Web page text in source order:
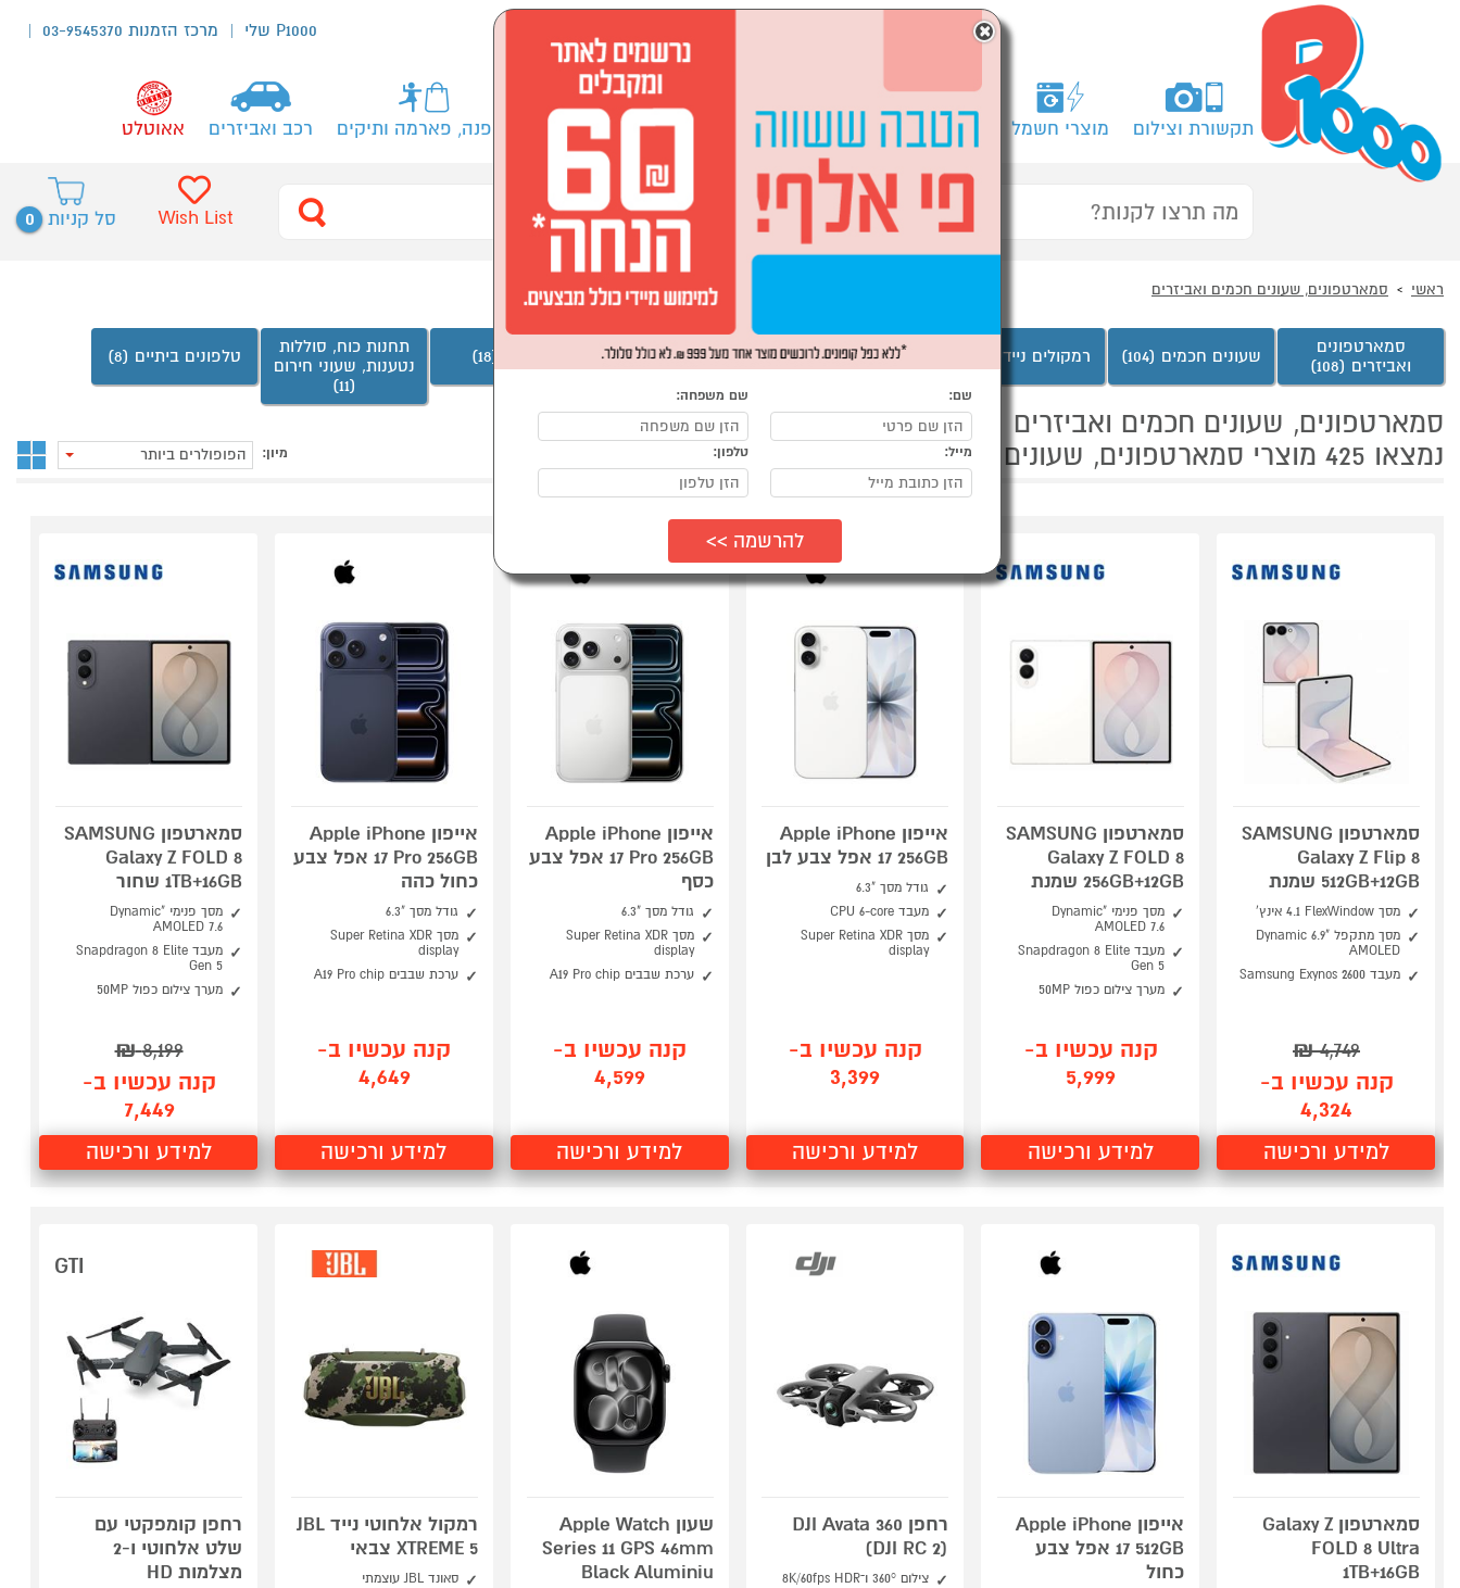
P1000 שלי מרכז הזמנות 03-9545370
תקשורת וצילום מוצרי חשמל מחשבים וציוד היקפי לבית ולגן ספורט, מחנאות וילדים אופנה, פארמה ותיקים רכב ואביזרים אאוטלט
סל קניות 0 Wish List
ראשי סמארטפונים, שעונים חכמים ואביזרים
סמארטפונים
ואביזרים (108)
שעונים חכמים (104) רמקולים ניידים (39) אוזניות (52) צילום (85) רחפנים (18)
תחנות כוח, סוללות
נטענות, שעוני חירום
(11)
טלפונים ביתיים (8)
סמארטפונים, שעונים חכמים ואביזרים
נמצאו 425 מוצרי סמארטפונים, שעונים חכמים ואביזרים
מיון: הפופולרים ביותר
סמארטפון SAMSUNG
Galaxy Z Flip 8
512GB+12GB שמנת
מסך FlexWindow ‏4.1 אינץ'
מסך מתקפל "6.9 Dynamic
AMOLED
מעבד Samsung Exynos 2600
4,749
₪
קנה עכשיו ב-
4,324
למידע ורכישה
סמארטפון SAMSUNG
Galaxy Z FOLD 8
256GB+12GB שמנת
מסך פנימי "Dynamic
AMOLED 7.6
מעבד Snapdragon 8 Elite
Gen 5
מערך צילום כפול 50MP
קנה עכשיו ב-
5,999
למידע ורכישה
אייפון Apple iPhone
17 256GB אפל צבע לבן
גודל מסך "6.3
מעבד CPU 6-core
מסך Super Retina XDR
display
קנה עכשיו ב-
3,399
למידע ורכישה
אייפון Apple iPhone
17 Pro 256GB אפל צבע
כסף
גודל מסך "6.3
מסך Super Retina XDR
display
ערכת שבבים A19 Pro chip
קנה עכשיו ב-
4,599
למידע ורכישה
אייפון Apple iPhone
17 Pro 256GB אפל צבע
כחול כהה
גודל מסך "6.3
מסך Super Retina XDR
display
ערכת שבבים A19 Pro chip
קנה עכשיו ב-
4,649
למידע ורכישה
סמארטפון SAMSUNG
Galaxy Z FOLD 8
1TB+16GB שחור
מסך פנימי "Dynamic
AMOLED 7.6
מעבד Snapdragon 8 Elite
Gen 5
מערך צילום כפול 50MP
8,199
₪
קנה עכשיו ב-
7,449
למידע ורכישה
סמארטפון Galaxy Z
FOLD 8 Ultra
1TB+16GB
אייפון Apple iPhone
17 512GB אפל צבע
כחול
רחפן DJI Avata 360
(DJI RC 2)
צילום 360° ו־8K/60fps HDR
שעון Apple Watch
Series 11 GPS 46mm
Black Aluminiu
רמקול אלחוטי נייד JBL
XTREME 5 צבאי
סאונד JBL עוצמתי
GTI
רחפן קומפקטי עם
שלט אלחוטי ו-2
מצלמות HD
×
שם: שם משפחה:
מייל: טלפון: